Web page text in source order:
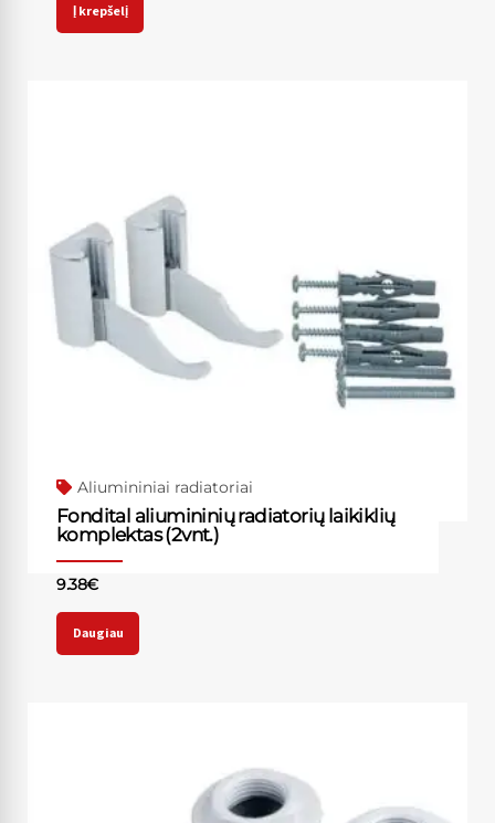
Į krepšelį
Aliumininiai radiatoriai
Fondital aliumininių radiatorių laikiklių
komplektas (2vnt.)
9.38€
Daugiau